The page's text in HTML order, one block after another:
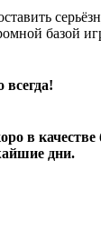
базой
всегда!
в
дни.